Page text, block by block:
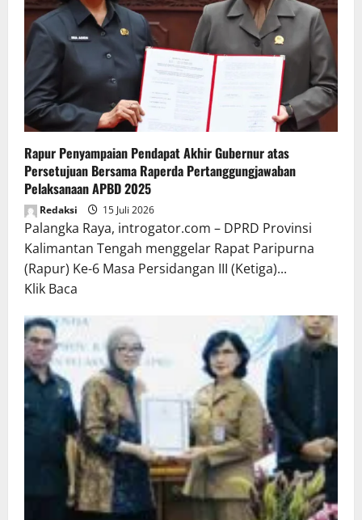
Rapur Penyampaian Pendapat Akhir Gubernur atas
Persetujuan Bersama Raperda Pertanggungjawaban
Pelaksanaan APBD 2025
Redaksi 15 Juli 2026
Palangka Raya, introgator.com – DPRD Provinsi
Kalimantan Tengah menggelar Rapat Paripurna
(Rapur) Ke-6 Masa Persidangan III (Ketiga)...
Klik Baca
about
Rapur
Penyampaian
Pendapat
Akhir
Gubernur
atas
Persetujuan
Bersama
Raperda